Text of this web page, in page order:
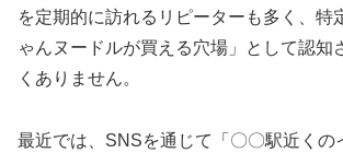
を定期的に訪れるリピーターも多く、特
ゃんヌードルが買える穴場」として認知
くありません。
最近では、SNSを通じて「〇〇駅近くの